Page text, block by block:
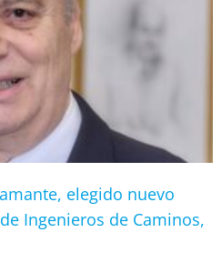
elegido nuevo
Ingenieros de Caminos,